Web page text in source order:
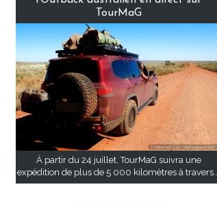
TourMaG
À partir du 24 juillet, TourMaG suivra une
expédition de plus de 5 000 kilomètres à travers...